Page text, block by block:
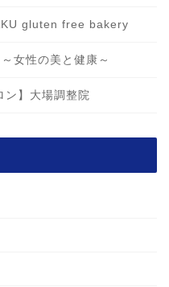
gluten free bakery
女性の美と健康～
ン】大場調整院